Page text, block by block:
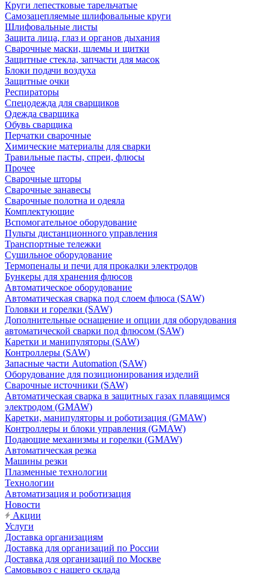
Круги лепестковые тарельчатые
Самозацепляемые шлифовальные круги
Шлифовальные листы
Защита лица, глаз и органов дыхания
Сварочные маски, шлемы и щитки
Защитные стекла, запчасти для масок
Блоки подачи воздуха
Защитные очки
Респираторы
Спецодежда для сварщиков
Одежда сварщика
Обувь сварщика
Перчатки сварочные
Химические материалы для сварки
Травильные пасты, спреи, флюсы
Прочее
Сварочные шторы
Сварочные занавесы
Сварочные полотна и одеяла
Комплектующие
Вспомогательное оборудование
Пульты дистанционного управления
Транспортные тележки
Сушильное оборудование
Термопеналы и печи для прокалки электродов
Бункеры для хранения флюсов
Автоматическое оборудование
Автоматическая сварка под слоем флюса (SAW)
Головки и горелки (SAW)
Дополнительные оснащение и опции для оборудования
автоматической сварки под флюсом (SAW)
Каретки и манипуляторы (SAW)
Контроллеры (SAW)
Запасные части Automation (SAW)
Оборудование для позиционирования изделий
Сварочные источники (SAW)
Автоматическая сварка в защитных газах плавящимся
электродом (GMAW)
Каретки, манипуляторы и роботизация (GMAW)
Контроллеры и блоки управления (GMAW)
Подающие механизмы и горелки (GMAW)
Автоматическая резка
Машины резки
Плазменные технологии
Технологии
Автоматизация и роботизация
Новости
Акции
Услуги
Доставка организациям
Доставка для организаций по России
Доставка для организаций по Москве
Самовывоз с нашего склада